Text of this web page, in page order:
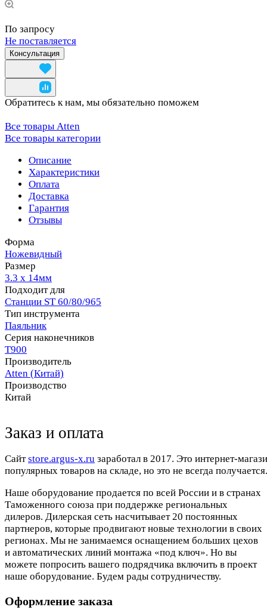
По запросу
Не поставляется
Консультация
Обратитесь к нам, мы обязательно поможем
Все товары Atten
Все товары категории
Описание
Характеристики
Оплата
Доставка
Гарантия
Отзывы
Форма
Ножевидный
Размер
3.3 х 14мм
Подходит для
Станции ST 60/80/965
Тип инструмента
Паяльник
Серия наконечников
T900
Производитель
Atten (Китай)
Производство
Китай
Заказ и оплата
Cайтstore.argus-x.ru заработал в 2017. Это интернет-
популярных товаров на складе, но это не всегда
Наше оборудование продается по всей России и в странах
Таможенного союза при поддержке региональных
дилеров. Дилерская сеть насчитывает 20 постоянных
партнеров, которые продвигают новые технологии в своих
регионах. Мы не занимаемся оснащением больших цехов
и автоматических линий монтажа «под ключ». Но вы
можете попросить вашего подрядчика включить в проект
наше оборудование. Будем рады сотрудничеству.
Оформление заказа